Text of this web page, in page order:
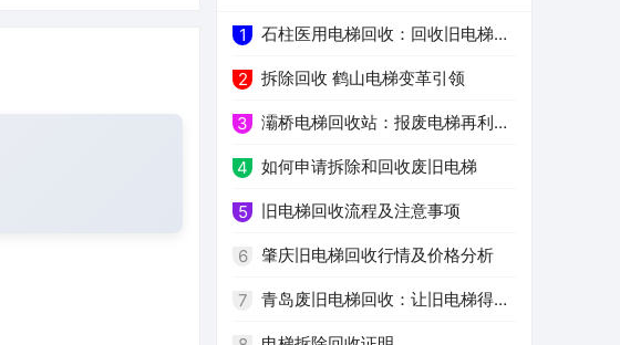
1 石柱医用电梯回收：回收旧电梯，
推进绿色医疗
2 拆除回收 鹤山电梯变革引领
3 灞桥电梯回收站：报废电梯再利用
的环保之路
4 如何申请拆除和回收废旧电梯
5 旧电梯回收流程及注意事项
6 肇庆旧电梯回收行情及价格分析
7 青岛废旧电梯回收：让旧电梯得到